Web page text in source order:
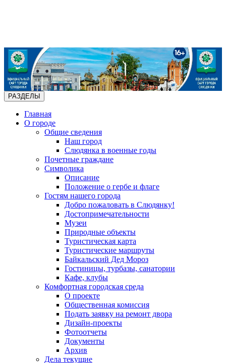
РАЗДЕЛЫ
Главная
О городе
Общие сведения
Наш город
Слюдянка в военные годы
Почетные граждане
Символика
Описание
Положение о гербе и флаге
Гостям нашего города
Добро пожаловать в Слюдянку!
Достопримечательности
Музеи
Природные объекты
Туристическая карта
Туристические маршруты
Байкальский Дед Мороз
Гостиницы, турбазы, санатории
Кафе, клубы
Комфортная городская среда
О проекте
Общественная комиссия
Подать заявку на ремонт двора
Дизайн-проекты
Фотоотчеты
Документы
Архив
Дела текущие